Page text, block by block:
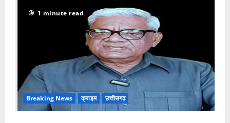
1 minute read
Breaking News क्राइम छत्तीसगढ़